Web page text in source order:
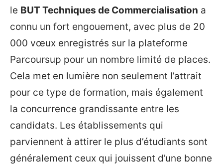
le BUT Techniques de Commercialisation a
connu un fort engouement, avec plus de 20
000 vœux enregistrés sur la plateforme
Parcoursup pour un nombre limité de places.
Cela met en lumière non seulement l’attrait
pour ce type de formation, mais également
la concurrence grandissante entre les
candidats. Les établissements qui
parviennent à attirer le plus d’étudiants sont
généralement ceux qui jouissent d’une bonne